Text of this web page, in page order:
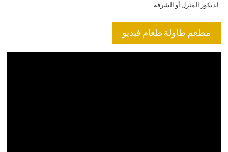
لديكور المنزل أو الشرفة
مطعم طاولة طعام فيديو